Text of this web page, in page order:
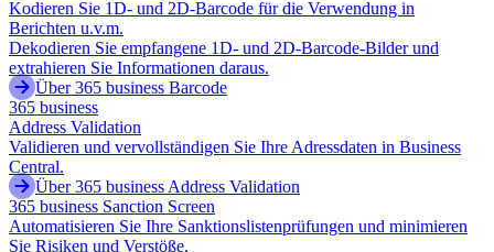
Kodieren Sie 1D- und 2D-Barcode für die Verwendung in
Berichten u.v.m.
Dekodieren Sie empfangene 1D- und 2D-Barcode-Bilder und
extrahieren Sie Informationen daraus.
Über 365 business Barcode
365 business
Address Validation
Validieren und vervollständigen Sie Ihre Adressdaten in Business
Central.
Über 365 business Address Validation
365 business Sanction Screen
Automatisieren Sie Ihre Sanktionslistenprüfungen und minimieren
Sie Risiken und Verstöße.